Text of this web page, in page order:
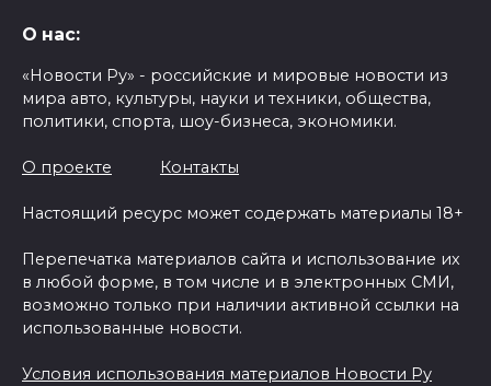
О нас:
«Новости Ру» - российские и мировые новости из
мира авто, культуры, науки и техники, общества,
политики, спорта, шоу-бизнеса, экономики.
О проекте Контакты
Настоящий ресурс может содержать материалы 18+
Перепечатка материалов сайта и использование их
в любой форме, в том числе и в электронных СМИ,
возможно только при наличии активной ссылки на
использованные новости.
Условия использования материалов Новости Ру